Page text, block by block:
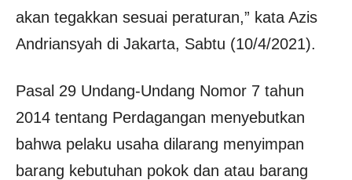
akan tegakkan sesuai peraturan,” kata Azis
Andriansyah di Jakarta, Sabtu (10/4/2021).
Pasal 29 Undang-Undang Nomor 7 tahun
2014 tentang Perdagangan menyebutkan
bahwa pelaku usaha dilarang menyimpan
barang kebutuhan pokok dan atau barang